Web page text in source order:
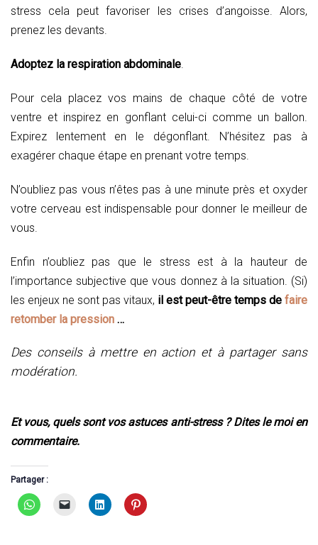
stress cela peut favoriser les crises d’angoisse. Alors,
prenez les devants.
Adoptez la respiration abdominale.
Pour cela placez vos mains de chaque côté de votre
ventre et inspirez en gonflant celui-ci comme un ballon.
Expirez lentement en le dégonflant. N’hésitez pas à
exagérer chaque étape en prenant votre temps.
N’oubliez pas vous n’êtes pas à une minute près et oxyder
votre cerveau est indispensable pour donner le meilleur de
vous.
Enfin n’oubliez pas que le stress est à la hauteur de
l’importance subjective que vous donnez à la situation. (Si)
les enjeux ne sont pas vitaux, il est peut-être temps de faire
retomber la pression …
Des conseils à mettre en action et à partager sans
modération.
Et vous, quels sont vos astuces anti-stress ? Dites le moi en
commentaire.
Partager :